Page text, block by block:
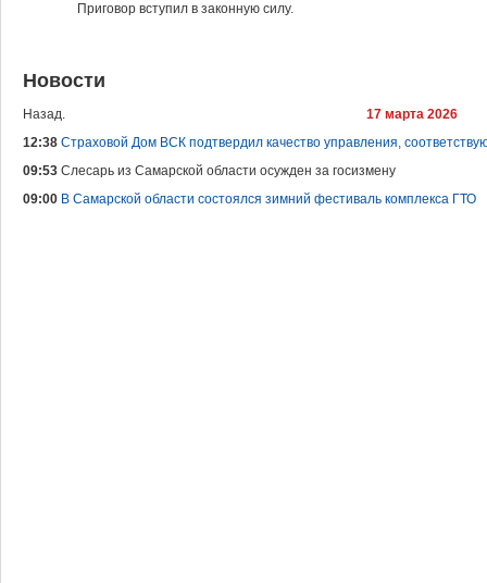
Приговор вступил в законную силу.
Новости
Назад.
17 марта 2026
12:38 Страховой Дом ВСК подтвердил качество управления,
09:53 Слесарь из Самарской области осужден за госизмену
09:00 В Самарской области состоялся зимний фестиваль комплекса ГТО